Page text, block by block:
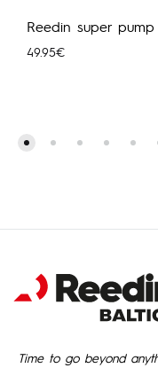
Reedin super pump
49.95€
Time to go beyond